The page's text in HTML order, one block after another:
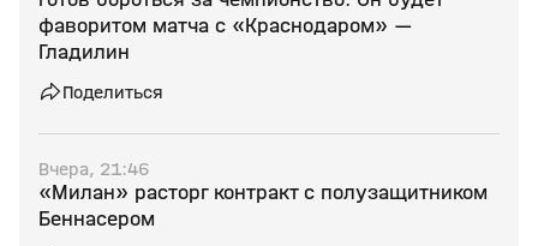
фаворитом матча с «Краснодаром» —
Гладилин
Поделиться
Вчера, 21:46
«Милан» расторг контракт с полузащитником
Беннасером